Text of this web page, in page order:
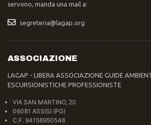
servono, manda una mail a:
segreteria@lagap.org
ASSOCIAZIONE
LAGAP - LIBERA ASSOCIAZIONE GUIDE
ESCURSIONISTICHE PROFESSIONISTE
VIA SAN MARTINO, 20
06081 ASSISI (PG)
C.F. 94158950546